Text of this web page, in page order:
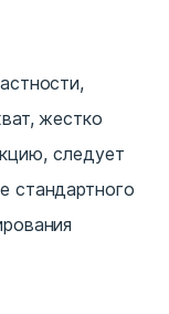
жестко
следует
стандартного